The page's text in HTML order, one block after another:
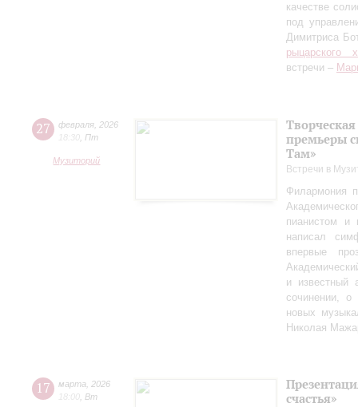
качестве
под
Димитриса
рыцарского
встречи –
27 февраля 2026
18:30 Пт
Музиторий
премьеры
Там»
Встречи в
Филармония
пианистом и
написал
впервые
и известный
сочинении,
новых
Николая
17 марта
2026
18:00 Вт
счастья»